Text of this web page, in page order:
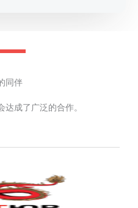
同伴
成了广泛的合作。